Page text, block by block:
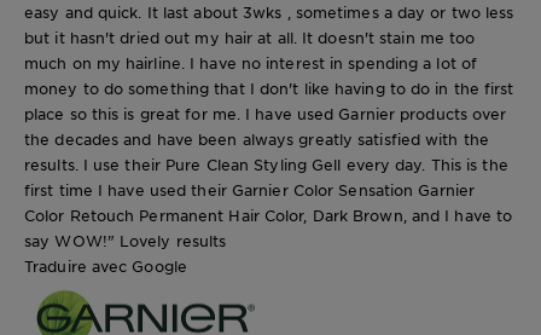
easy and quick. It last about 3wks , sometimes a day or two less
but it hasn't dried out my hair at all. It doesn't stain me too
much on my hairline. I have no interest in spending a lot of
money to do something that I don't like having to do in the first
place so this is great for me. I have used Garnier products over
the decades and have been always greatly satisfied with the
results. I use their Pure Clean Styling Gell every day. This is the
first time I have used their Garnier Color Sensation Garnier
Color Retouch Permanent Hair Color, Dark Brown, and I have to
say WOW!" Lovely results
Traduire avec Google